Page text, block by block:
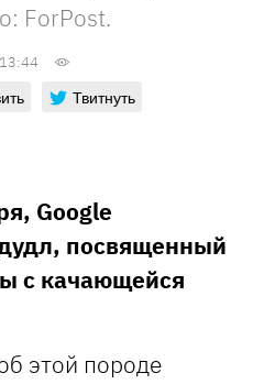
ForPost.
Твитнуть
Google
посвященный
с качающейся
этой породе